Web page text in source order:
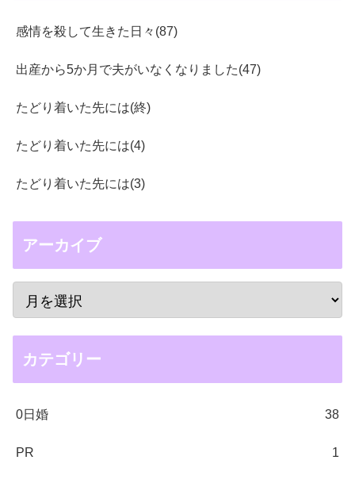
感情を殺して生きた日々(87)
出産から5か月で夫がいなくなりました(47)
たどり着いた先には(終)
たどり着いた先には(4)
たどり着いた先には(3)
アーカイブ
カテゴリー
0日婚 38
PR 1